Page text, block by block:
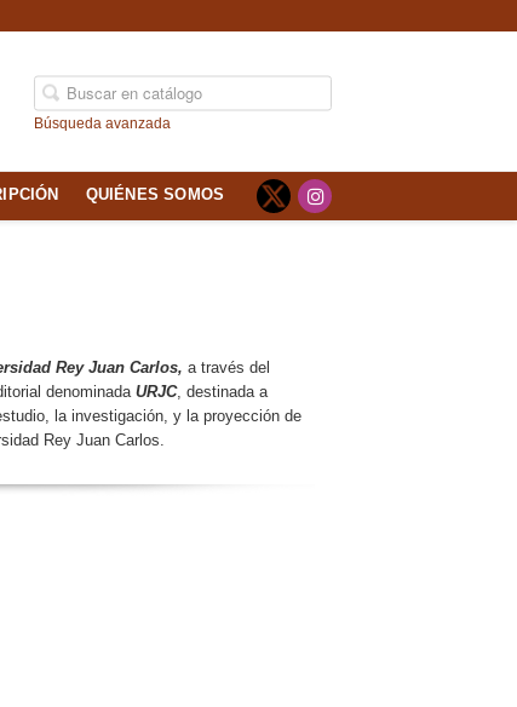
Búsqueda avanzada
QUIÉNES SOMOS
Rey Juan Carlos,a través del
denominadaURJC, destinada a
la investigación, y la proyección de
Rey Juan Carlos.